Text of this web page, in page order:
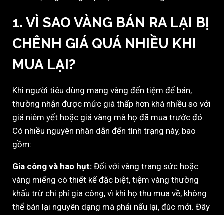
1. VÌ SAO VÀNG BÁN RA LẠI BỊ
CHÊNH GIÁ QUÁ NHIỀU KHI
MUA LẠI?
Khi người tiêu dùng mang vàng đến tiệm để bán,
thường nhận được mức giá thấp hơn khá nhiều so với
giá niêm yết hoặc giá vàng mà họ đã mua trước đó.
Có nhiều nguyên nhân dẫn đến tình trạng này, bao
gồm:
Gia công và hao hụt: Đối với vàng trang sức hoặc
vàng miếng có thiết kế đặc biệt, tiệm vàng thường
khấu trừ chi phí gia công, vì khi họ thu mua về, không
thể bán lại nguyên dạng mà phải nấu lại, đúc mới. Đây